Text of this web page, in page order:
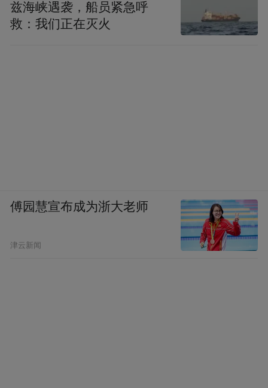
兹海峡遇袭，船员紧急呼
救：我们正在灭火
傅园慧宣布成为浙大老师
津云新闻